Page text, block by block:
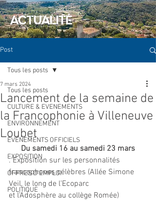
ACTUALITÉ
Post
Tous les posts
CULTURE & EVENEMENTS
ENVIRONNEMENT
ÉVÉNEMENTS OFFICIELS
EXPOSITION
OFFRES D'EMPLOI
POLITIQUE
Tous les posts
Lancement de la semaine de
la Francophonie à Villeneuve
Loubet
7 mars 2024
Du samedi 16 au samedi 23 mars
. Exposition sur les personnalités
francophones célèbres (Allée Simone
Veil, le long de l’Ecoparc
et l’Adosphère au collège Romée)